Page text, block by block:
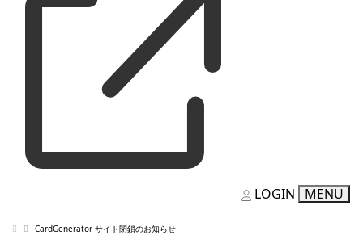
LOGIN MENU
CardGenerator サイト閉鎖のお知らせ